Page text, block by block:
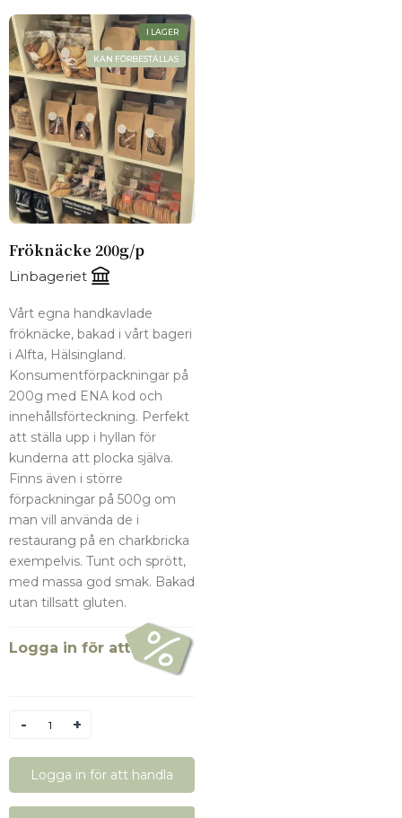
KAN FÖRBESTÄLLAS
I LAGER
Fröknäcke 200g/p
Linbageriet
Vårt egna handkavlade
fröknäcke, bakad i vårt bageri
i Alfta, Hälsingland.
Konsumentförpackningar på
200g med ENA kod och
innehållsförteckning. Perfekt
att ställa upp i hyllan för
kunderna att plocka själva.
Finns även i större
förpackningar på 500g om
man vill använda de i
restaurang på en charkbricka
exempelvis. Tunt och sprött,
med massa god smak. Bakad
utan tillsatt gluten.
Logga in för att se pris
Antal
Logga in för att handla